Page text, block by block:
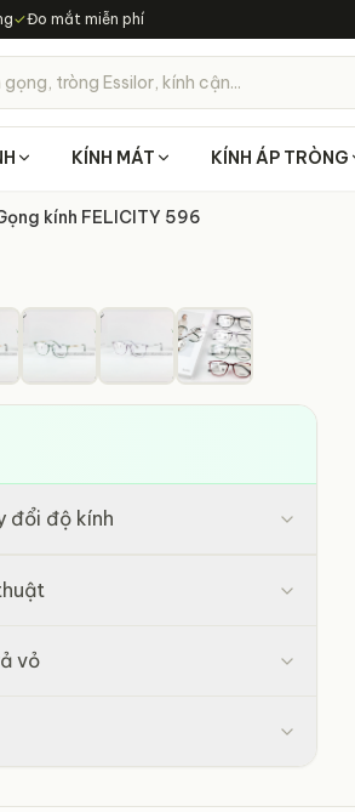
✓Đo mắt miễn phí
tròng Essilor, kính cận...
KÍNH MÁT KÍNH ÁP TRÒNG
kính FELICITY 596
đổi độ kính
vỏ